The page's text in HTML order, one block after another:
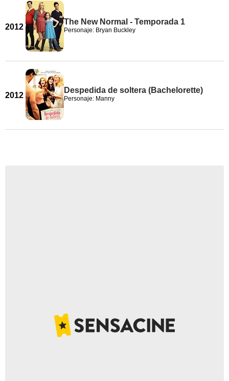
2012
The New Normal - Temporada 1
Personaje: Bryan Buckley
2012
Despedida de soltera (Bachelorette)
Personaje: Manny